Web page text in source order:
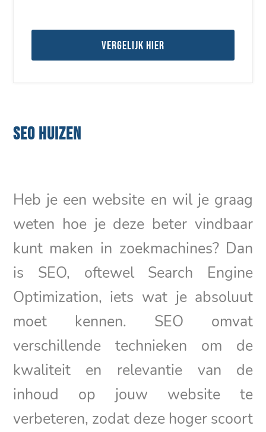
Vergelijk hier
SEO HUIZEN
Heb je een website en wil je graag
weten hoe je deze beter vindbaar
kunt maken in zoekmachines? Dan
is SEO, oftewel Search Engine
Optimization, iets wat je absoluut
moet kennen. SEO omvat
verschillende technieken om de
kwaliteit en relevantie van de
inhoud op jouw website te
verbeteren, zodat deze hoger scoort